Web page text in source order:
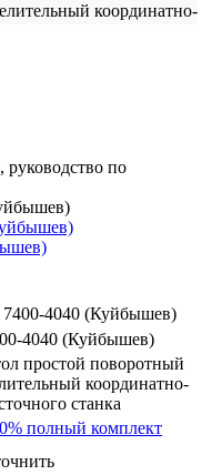
координатно-
руководство по
4040 (Куйбышев)
4040 (Куйбышев)
простой поворотный
координатно-
станка
полный комплект